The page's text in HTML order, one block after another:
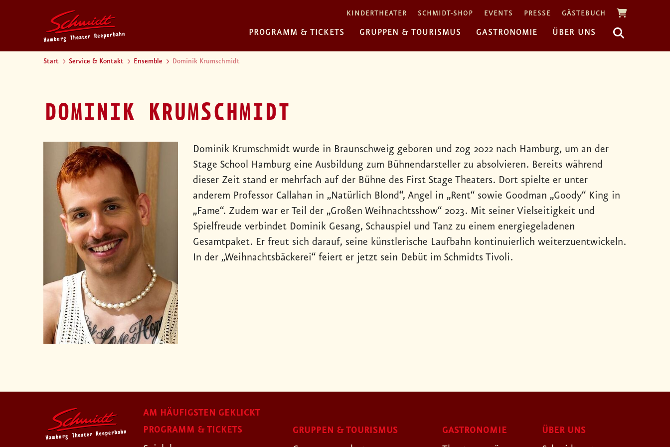
KINDERTHEATER SCHMIDT-SHOP EVENTS PRESSE GÄSTEBUCH
PROGRAMM & TICKETS GRUPPEN & TOURISMUS GASTRONOMIE ÜBER UNS
Start Service & Kontakt Ensemble Dominik Krumschmidt
DOMINIK KRUMSCHMIDT
Dominik Krumschmidt wurde in Braunschweig geboren und zog 2022 nach Hamburg, um an der
Stage School Hamburg eine Ausbildung zum Bühnendarsteller zu absolvieren. Bereits während
dieser Zeit stand er mehrfach auf der Bühne des First Stage Theaters. Dort spielte er unter
anderem Professor Callahan in „Natürlich Blond“, Angel in „Rent“ sowie Goodman „Goody“ King in
„Fame“. Zudem war er Teil der „Großen Weihnachtsshow“ 2023. Mit seiner Vielseitigkeit und
Spielfreude verbindet Dominik Gesang, Schauspiel und Tanz zu einem energiegeladenen
Gesamtpaket. Er freut sich darauf, seine künstlerische Laufbahn kontinuierlich weiterzuentwickeln.
In der „Weihnachtsbäckerei“ feiert er jetzt sein Debüt im Schmidts Tivoli.
AM HÄUFIGSTEN GEKLICKT
PROGRAMM & TICKETS
GRUPPEN & TOURISMUS GASTRONOMIE ÜBER UNS